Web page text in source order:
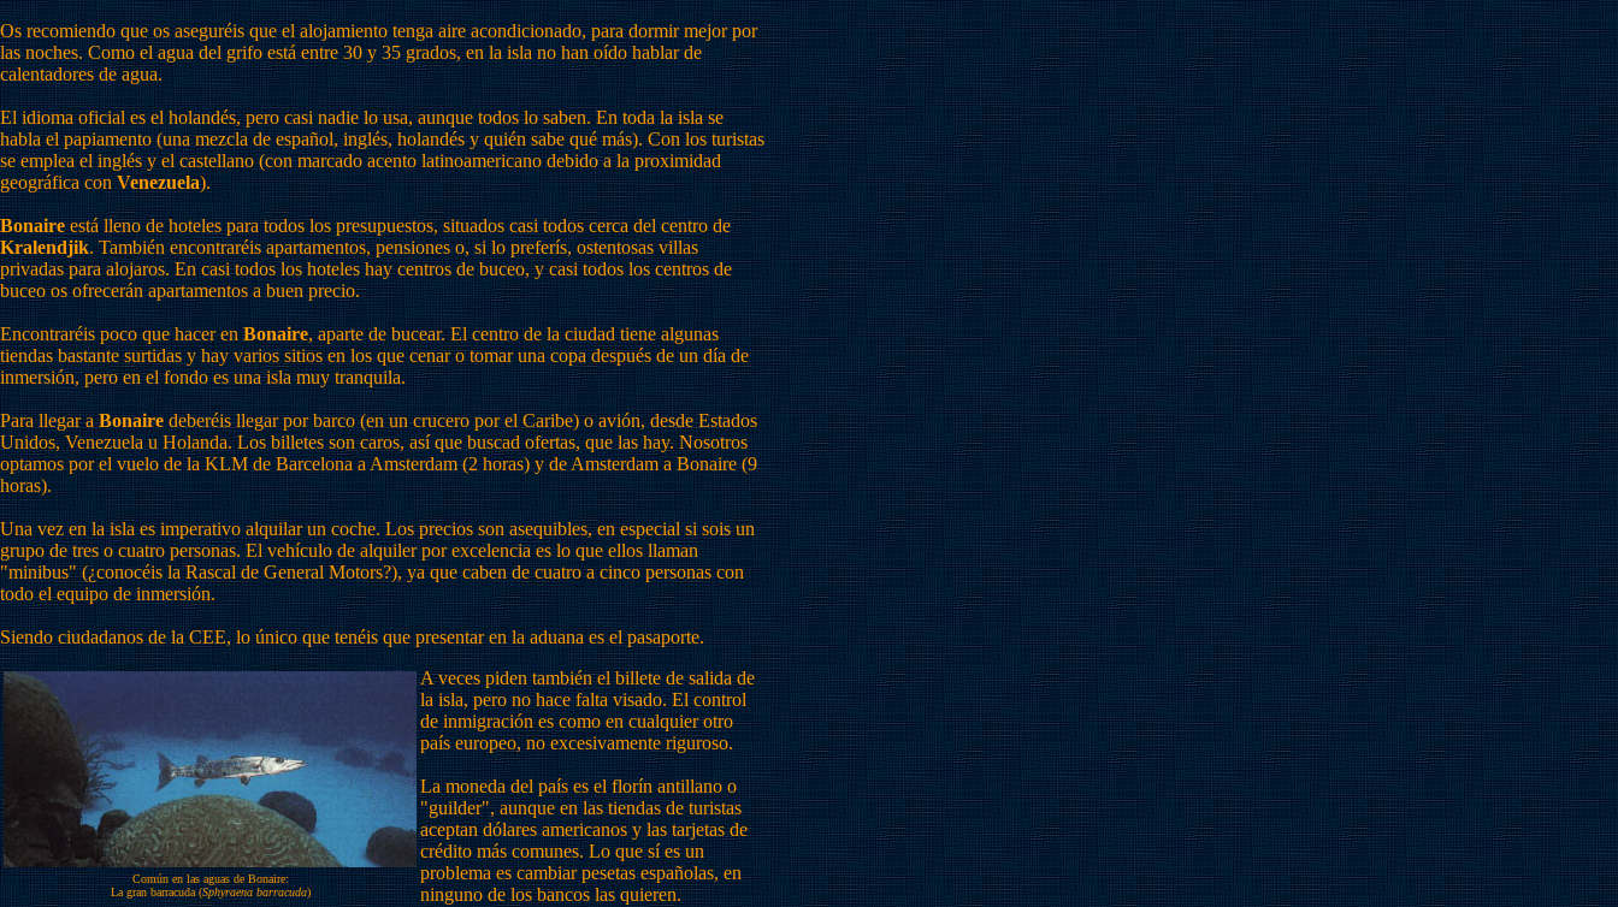
Os recomiendo que os aseguréis que el alojamiento tenga aire acondicionado, para dormir mejor por
las noches. Como el agua del grifo está entre 30 y 35 grados, en la isla no han oído hablar de
calentadores de agua.
El idioma oficial es el holandés, pero casi nadie lo usa, aunque todos lo saben. En toda la isla se
habla el papiamento (una mezcla de español, inglés, holandés y quién sabe qué más). Con los turistas
se emplea el inglés y el castellano (con marcado acento latinoamericano debido a la proximidad
geográfica conVenezuela).
Bonaireestá lleno de hoteles para todos los presupuestos, situados casi todos cerca del centro de
Kralendjik. También encontraréis apartamentos, pensiones o, si lo preferís, ostentosas villas
privadas para alojaros. En casi todos los hoteles hay centros de buceo, y casi todos los centros de
buceo os ofrecerán apartamentos a buen precio.
Encontraréis poco que hacer en Bonaire, aparte de bucear. El centro de la ciudad tiene algunas
tiendas bastante surtidas y hay varios sitios en los que cenar o tomar una copa después de un día de
inmersión, pero en el fondo es una isla muy tranquila.
Para llegar a Bonaire deberéis llegar por barco (en un crucero por el Caribe) o avión, desde Estados
Unidos, Venezuela u Holanda. Los billetes son caros, así que buscad ofertas, que las hay. Nosotros
optamos por el vuelo de la KLM de Barcelona a Amsterdam (2 horas) y de Amsterdam a Bonaire (9
horas).
Una vez en la isla es imperativo alquilar un coche. Los precios son asequibles, en especial si sois un
grupo de tres o cuatro personas. El vehículo de alquiler por excelencia es lo que ellos llaman
"minibus" (¿conocéis la Rascal de General Motors?), ya que caben de cuatro a cinco personas con
todo el equipo de inmersión.
Siendo ciudadanos de la CEE, lo único que tenéis que presentar en la aduana es el pasaporte.
Común en las aguas de Bonaire:
La gran barracuda (Sphyraena barracuda)
A veces piden también el billete de salida de
la isla, pero no hace falta visado. El control
de inmigración es como en cualquier otro
país europeo, no excesivamente riguroso.
La moneda del país es el florín antillano o
"guilder", aunque en las tiendas de turistas
aceptan dólares americanos y las tarjetas de
crédito más comunes. Lo que sí es un
problema es cambiar pesetas españolas, en
ninguno de los bancos las quieren.